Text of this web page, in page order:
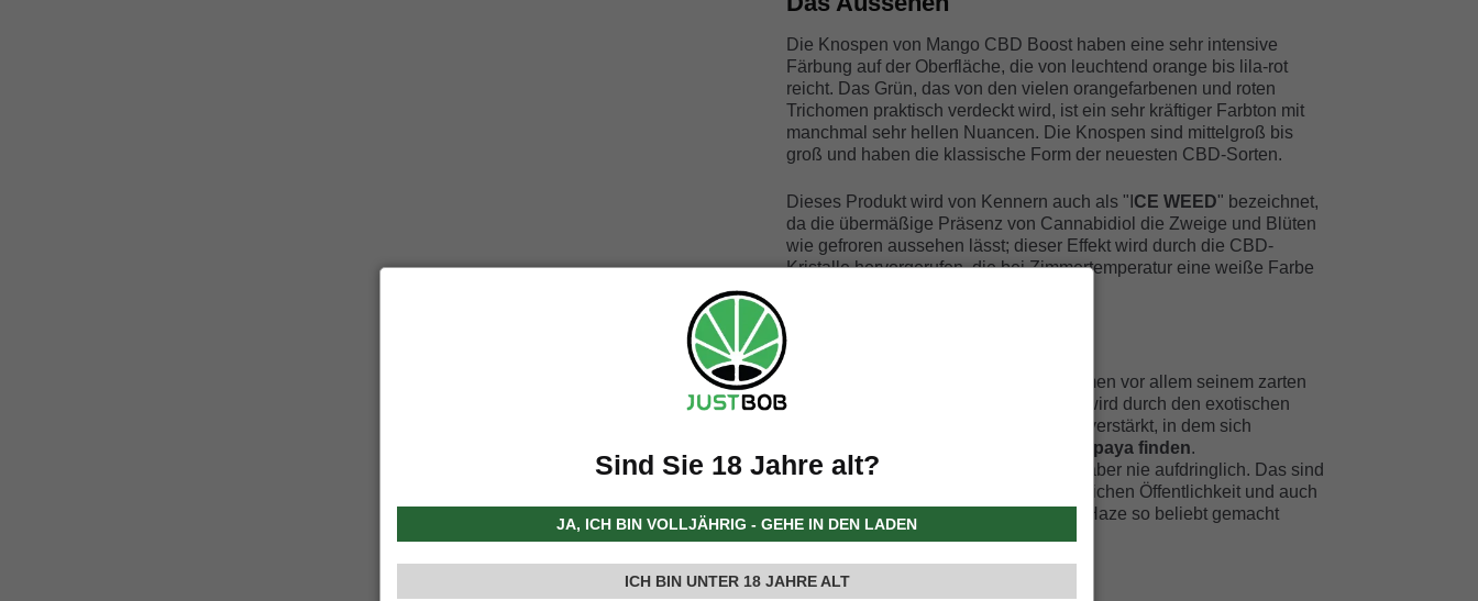
Die Knospen von Mango CBD Boost haben eine sehr intensive
Färbung auf der Oberfläche, die von leuchtend orange bis lila-rot
reicht. Das Grün, das von den vielen orangefarbenen und roten
Trichomen praktisch verdeckt wird, ist ein sehr kräftiger Farbton mit
manchmal sehr hellen Nuancen. Die Knospen sind mittelgroß bis
groß und haben die klassische Form der neuesten CBD-Sorten.
Dieses Produkt wird von Kennern auch als "I CE WEED" bezeichnet,
da die übermäßige Präsenz von Cannabidiol die Zweige und Blüten
wie gefroren aussehen lässt; dieser Effekt wird durch die CBD-
Kristalle hervorgerufen, die bei Zimmertemperatur eine weiße Farbe
Das Aroma
Dieses CBD Gras verdankt seinen Namen vor allem seinem zarten
Aroma. Der weiche, süße Geschmack wird durch den exotischen
Fruchtgeschmack im Nachgeschmack verstärkt, in dem sich
Anklänge an Mango und Papaya finden.
Der Geruch ist zart, leicht und süßlich, aber nie aufdringlich. Das sind
die Eigenschaften, die sie bei der weiblichen Öffentlichkeit und auch
bei den Bewunderern der klassischen Haze so beliebt gemacht
haben.
Herkunft und Kultivierung
Sind Sie 18 Jahre alt?
JA, ICH BIN VOLLJÄHRIG - GEHE IN DEN LADEN
ICH BIN UNTER 18 JAHRE ALT